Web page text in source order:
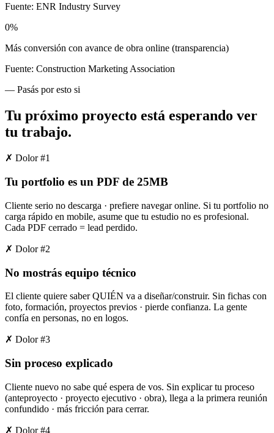
Fuente: ENR Industry Survey
0%
Más conversión con avance de obra online (transparencia)
Fuente: Construction Marketing Association
— Pasás por esto si
Tu próximo proyecto está esperando ver
tu trabajo.
✗ Dolor #1
Tu portfolio es un PDF de 25MB
Cliente serio no descarga · prefiere navegar online. Si tu portfolio no
carga rápido en mobile, asume que tu estudio no es profesional.
Cada PDF cerrado = lead perdido.
✗ Dolor #2
No mostrás equipo técnico
El cliente quiere saber QUIÉN va a diseñar/construir. Sin fichas con
foto, formación, proyectos previos · pierde confianza. La gente
confía en personas, no en logos.
✗ Dolor #3
Sin proceso explicado
Cliente nuevo no sabe qué espera de vos. Sin explicar tu proceso
(anteproyecto · proyecto ejecutivo · obra), llega a la primera reunión
confundido · más fricción para cerrar.
✗ Dolor #4